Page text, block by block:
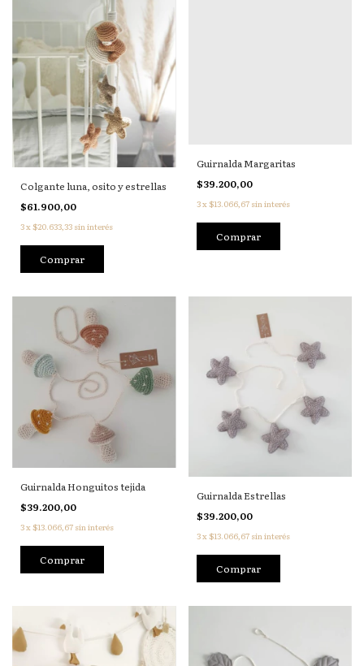
Colgante luna, osito y estrellas
$61.900,00
3x $20.633,33 sin interés
Guirnalda Margaritas
$39.200,00
3x $13.066,67 sin interés
Guirnalda Honguitos tejida
$39.200,00
3x$13.066,67 sin interés
Guirnalda Estrellas
$39.200,00
3x$13.066,67 sin interés